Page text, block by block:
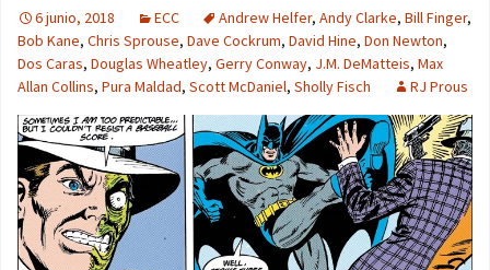
6 junio, 2018 ECC Andrew Helfer, Andy Clarke, Bill Finger,
Bob Kane, Chris Sprouse, Dave Cockrum, David Hine, Don Newton,
Dos Caras, Douglas Wheatley, Gerry Conway, J.M. DeMatteis, Max
Allan Collins, Pura Maldad, Scott McDaniel, Sholly Fisch RJ Prous